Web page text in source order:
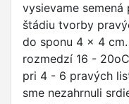
vysievame
štádiu tvorby
do sponu 4 x 4
rozmedzí 16 -
pri 4 - 6 pravých
sme nezahrnuli